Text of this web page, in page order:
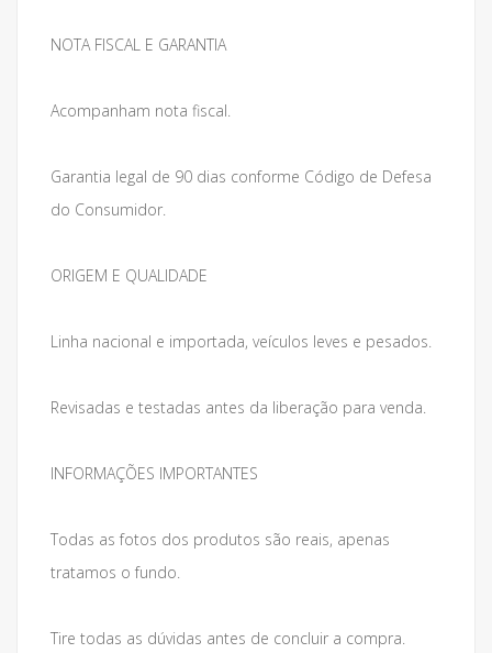
NOTA FISCAL E GARANTIA
Acompanham nota fiscal.
Garantia legal de 90 dias conforme Código de Defesa
do Consumidor.
ORIGEM E QUALIDADE
Linha nacional e importada, veículos leves e pesados.
Revisadas e testadas antes da liberação para venda.
INFORMAÇÕES IMPORTANTES
Todas as fotos dos produtos são reais, apenas
tratamos o fundo.
Tire todas as dúvidas antes de concluir a compra.